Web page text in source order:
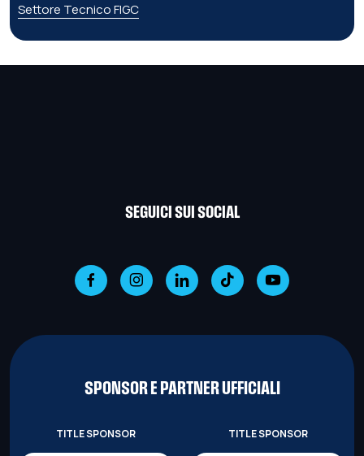
Settore Tecnico FIGC
SEGUICI SUI SOCIAL
SPONSOR E PARTNER UFFICIALI
TITLE SPONSOR TITLE SPONSOR